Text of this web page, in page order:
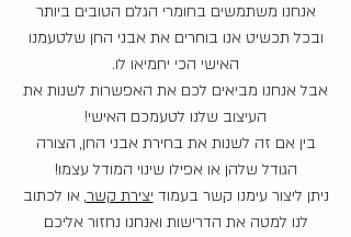
אנחנו משתמשים בחומרי הגלם הטובים ביותר
ובכל תכשיט אנו בוחרים את אבני החן שלטעמנו
האישי הכי יחמיאו לו.
אבל אנחנו מביאים לכם את האפשרות לשנות את
העיצוב שלנו לטעמכם האישי!
בין אם זה לשנות את בחירת אבני החן, הצורה
הגודל שלהן או אפילו שינוי המודל עצמו!
ניתן ליצור עימנו קשר בעמוד יצירת קשר, או לכתוב
לנו למטה את הדרישות ואנחנו נחזור אליכם